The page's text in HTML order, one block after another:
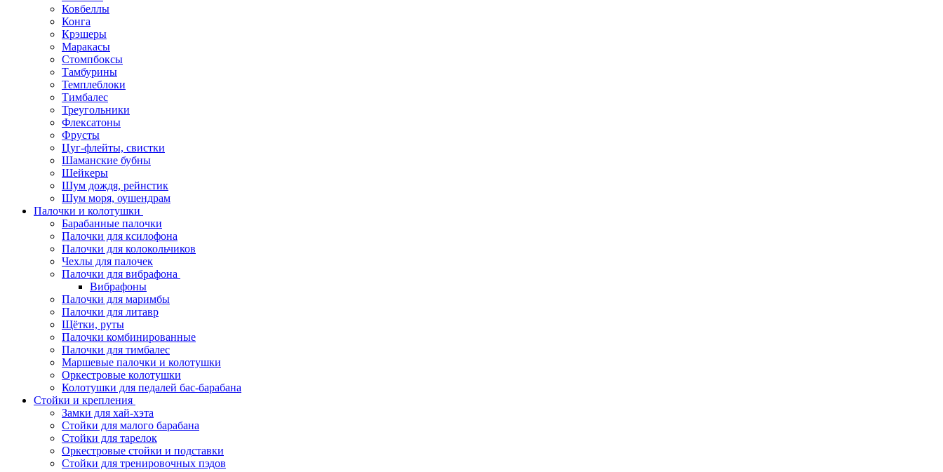
Ковбеллы
Конга
Крэшеры
Маракасы
Стомпбоксы
Тамбурины
Темплеблоки
Тимбалес
Треугольники
Флексатоны
Фрусты
Цуг-флейты, свистки
Шаманские бубны
Шейкеры
Шум дождя, рейнстик
Шум моря, оушендрам
Палочки и колотушки
Барабанные палочки
Палочки для ксилофона
Палочки для колокольчиков
Чехлы для палочек
Палочки для вибрафона
Вибрафоны
Палочки для маримбы
Палочки для литавр
Щётки, руты
Палочки комбинированные
Палочки для тимбалес
Маршевые палочки и колотушки
Оркестровые колотушки
Колотушки для педалей бас-барабана
Стойки и крепления
Замки для хай-хэта
Стойки для малого барабана
Стойки для тарелок
Оркестровые стойки и подставки
Стойки для тренировочных пэдов